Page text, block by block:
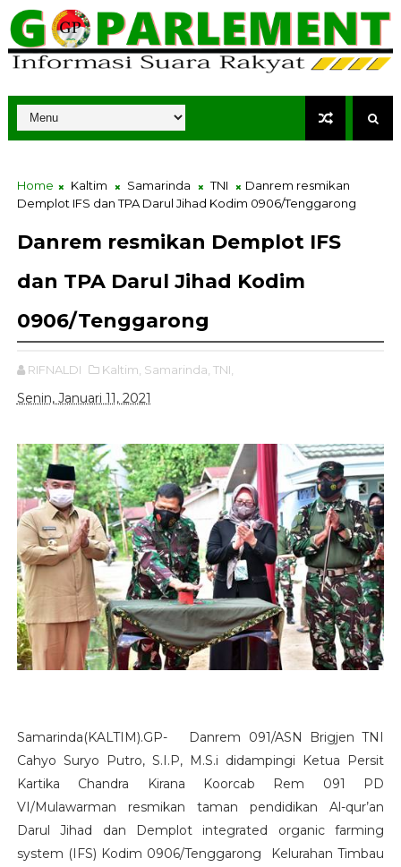
Home Kaltim Samarinda TNI
Danrem resmikan
Demplot IFS dan TPA Darul Jihad Kodim 0906/Tenggarong
Danrem resmikan Demplot IFS
dan TPA Darul Jihad Kodim
0906/Tenggarong
RIFNALDI Kaltim, Samarinda, TNI,
Senin, Januari 11, 2021
Samarinda(KALTIM).GP- Danrem 091/ASN Brigjen TNI
Cahyo Suryo Putro, S.I.P, M.S.i didampingi Ketua Persit
Kartika Chandra Kirana Koorcab Rem 091 PD
VI/Mulawarman resmikan taman pendidikan Al-qur’an
Darul Jihad dan Demplot integrated organic farming
system (IFS) Kodim 0906/Tenggarong Kelurahan Timbau